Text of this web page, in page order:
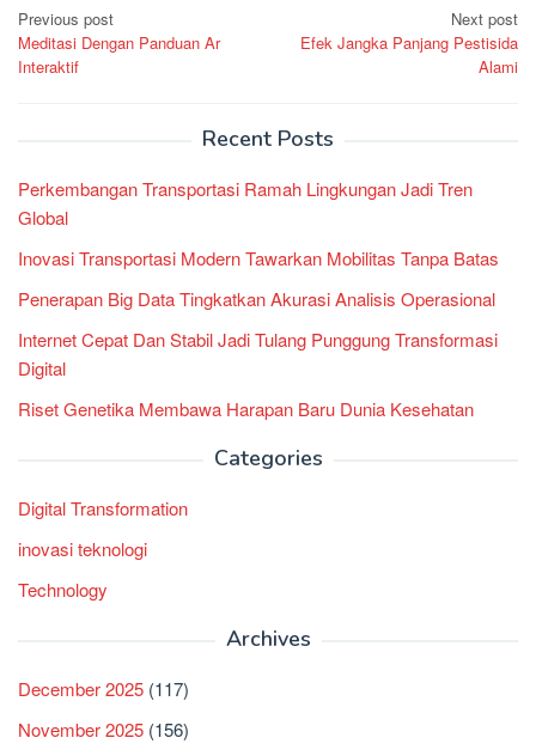
Post
navigation
Previous post
Meditasi Dengan Panduan Ar
Interaktif
Next post
Efek Jangka Panjang Pestisida
Alami
Recent Posts
Perkembangan Transportasi Ramah Lingkungan Jadi Tren
Global
Inovasi Transportasi Modern Tawarkan Mobilitas Tanpa Batas
Penerapan Big Data Tingkatkan Akurasi Analisis Operasional
Internet Cepat Dan Stabil Jadi Tulang Punggung Transformasi
Digital
Riset Genetika Membawa Harapan Baru Dunia Kesehatan
Categories
Digital Transformation
inovasi teknologi
Technology
Archives
December 2025 (117)
November 2025 (156)